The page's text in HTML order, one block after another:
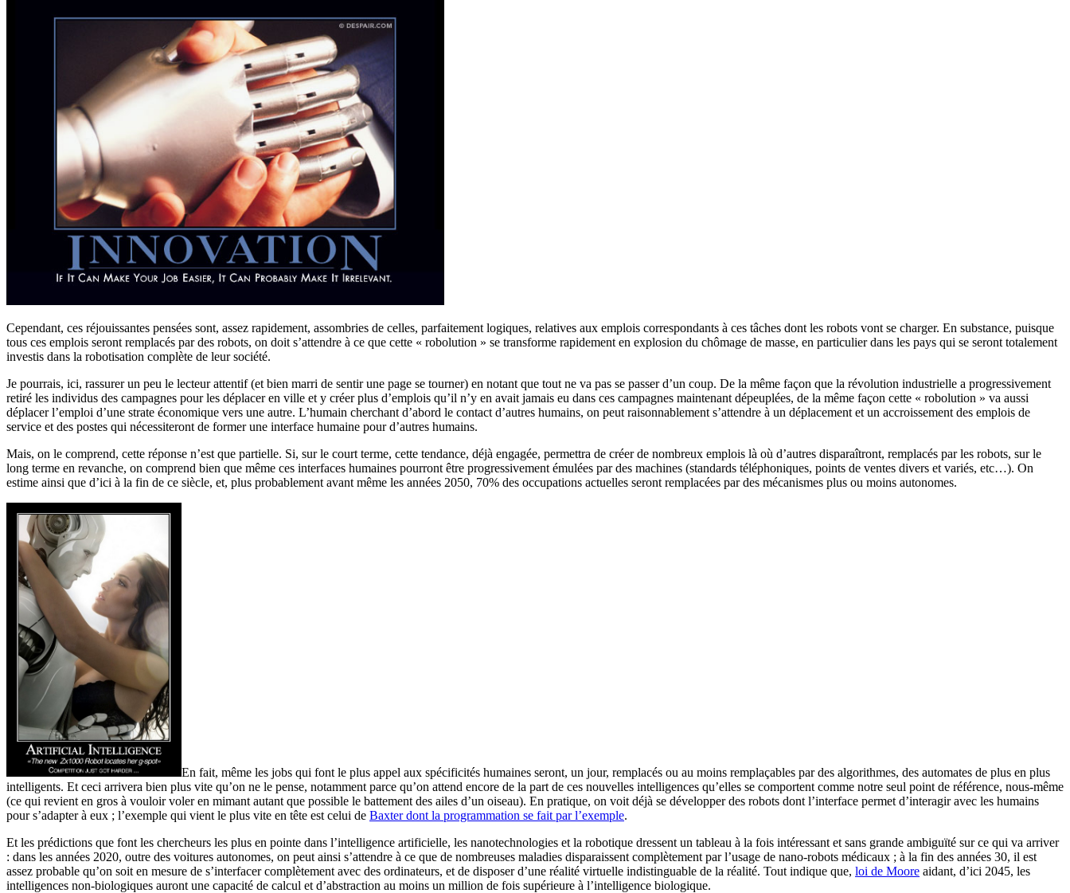
Cependant, ces réjouissantes pensées sont, assez rapidement, assombries de celles, parfaitement logiques, relatives aux emplois correspondants à ces tâches dont les robots vont se charger. En substance, puisque
tous ces emplois seront remplacés par des robots, on doit s’attendre à ce que cette « robolution » se transforme rapidement en explosion du chômage de masse, en particulier dans les pays qui se seront totalement
investis dans la robotisation complète de leur société.
Je pourrais, ici, rassurer un peu le lecteur attentif (et bien marri de sentir une page se tourner) en notant que tout ne va pas se passer d’un coup. De la même façon que la révolution industrielle a progressivement
retiré les individus des campagnes pour les déplacer en ville et y créer plus d’emplois qu’il n’y en avait jamais eu dans ces campagnes maintenant dépeuplées, de la même façon cette « robolution » va aussi
déplacer l’emploi d’une strate économique vers une autre. L’humain cherchant d’abord le contact d’autres humains, on peut raisonnablement s’attendre à un déplacement et un accroissement des emplois de
service et des postes qui nécessiteront de former une interface humaine pour d’autres humains.
Mais, on le comprend, cette réponse n’est que partielle. Si, sur le court terme, cette tendance, déjà engagée, permettra de créer de nombreux emplois là où d’autres disparaîtront, remplacés par les robots, sur le
long terme en revanche, on comprend bien que même ces interfaces humaines pourront être progressivement émulées par des machines (standards téléphoniques, points de ventes divers et variés, etc…). On
estime ainsi que d’ici à la fin de ce siècle, et, plus probablement avant même les années 2050, 70% des occupations actuelles seront remplacées par des mécanismes plus ou moins autonomes.
En fait, même les jobs qui font le plus appel aux spécificités humaines seront, un jour, remplacés ou au moins remplaçables par des algorithmes, des automates de plus en plus
intelligents. Et ceci arrivera bien plus vite qu’on ne le pense, notamment parce qu’on attend encore de la part de ces nouvelles intelligences qu’elles se comportent comme notre seul point de référence, nous-même
(ce qui revient en gros à vouloir voler en mimant autant que possible le battement des ailes d’un oiseau). En pratique, on voit déjà se développer des robots dont l’interface permet d’interagir avec les humains
pour s’adapter à eux ; l’exemple qui vient le plus vite en tête est celui de Baxter dont la programmation se fait par l’exemple.
Et les prédictions que font les chercheurs les plus en pointe dans l’intelligence artificielle, les nanotechnologies et la robotique dressent un tableau à la fois intéressant et sans grande ambiguïté sur ce qui va arriver
: dans les années 2020, outre des voitures autonomes, on peut ainsi s’attendre à ce que de nombreuses maladies disparaissent complètement par l’usage de nano-robots médicaux ; à la fin des années 30, il est
assez probable qu’on soit en mesure de s’interfacer complètement avec des ordinateurs, et de disposer d’une réalité virtuelle indistinguable de la réalité. Tout indique que, loi de Moore aidant, d’ici 2045, les
intelligences non-biologiques auront une capacité de calcul et d’abstraction au moins un million de fois supérieure à l’intelligence biologique.